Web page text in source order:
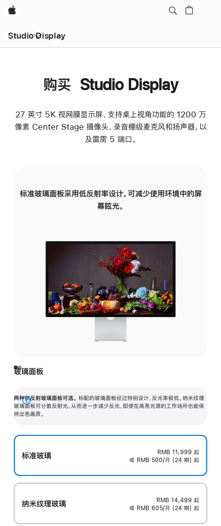
Apple
Studio Display
购买 Studio Display
27 英寸 5K 视网膜显示屏、支持桌上视角功能的 1200 万
像素 Center Stage 摄像头、录音棚级麦克风和扬声器，以
及雷雳 5 端口。
标准玻璃面板采用低反射率设计，可减少使用环境中的屏
幕眩光。
玻璃面板
两种抗反射玻璃面板可选。 标配的玻璃面板经过特别设计，反光率极低。纳米纹理
玻璃面板可分散反射光，从而进一步减少反光，即使在高亮光源的工作场所也能保
持出色画质。
展
开
标准玻璃 RMB 11,999 起
或 RMB 500/月 (24 期) 起
纳米纹理玻璃 RMB 14,499 起
或 RMB 605/月 (24 期) 起